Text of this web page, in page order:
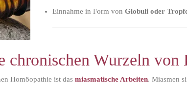
Einnahme in Form vonGlobuli oder
chronischen Wurzeln von
Homöopathie ist dasmiasmatische Arbeiten. Miasmen